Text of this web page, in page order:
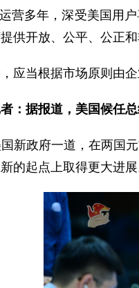
营多年，深受美国用
供开放、公平、公正和
应当根据市场原则由
：据报道，美国候任
新政府一道，在两国
的起点上取得更大进展